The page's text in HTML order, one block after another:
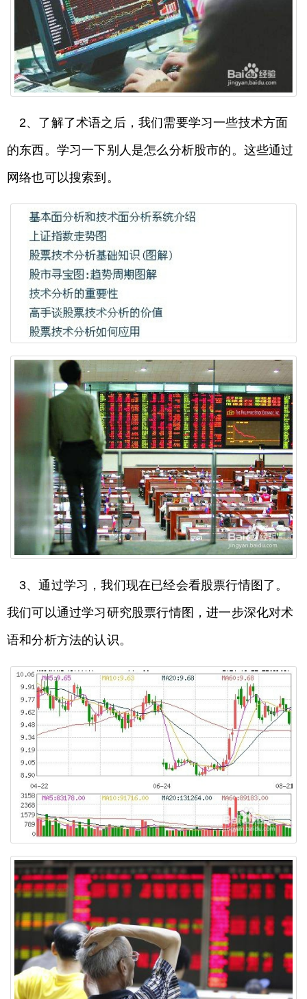
2、了解了术语之后，我们需要学习一些技术方面
的东西。学习一下别人是怎么分析股市的。这些通过
网络也可以搜索到。
3、通过学习，我们现在已经会看股票行情图了。
我们可以通过学习研究股票行情图，进一步深化对术
语和分析方法的认识。